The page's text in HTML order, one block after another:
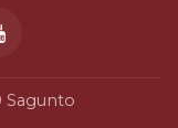
Sagunto